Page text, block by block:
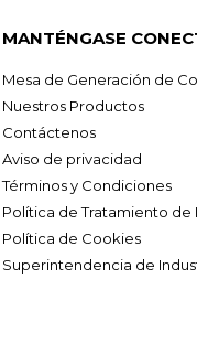
MANTÉNGASE
Mesa de Generación de
Nuestros Productos
Contáctenos
Aviso de privacidad
Términos y Condiciones
Política de Tratamiento de
Política de Cookies
Superintendencia de